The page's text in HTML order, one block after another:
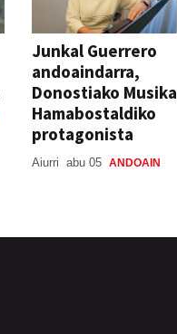
Junkal Guerrero
andoaindarra,
Donostiako Musika
Hamabostaldiko
protagonista
Aiurri abu 05 ANDOAIN